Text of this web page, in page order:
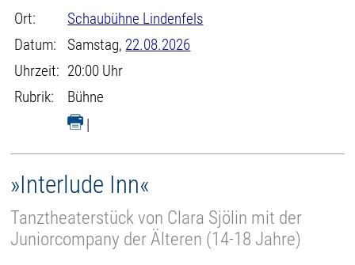
Ort:
Schaubühne Lindenfels
Datum:
Samstag, 22.08.2026
Uhrzeit: 20:00 Uhr
Rubrik:
Bühne
|
»Interlude Inn«
Tanztheaterstück von Clara Sjölin mit der
Juniorcompany der Älteren (14-18 Jahre)